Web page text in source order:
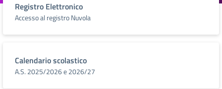
Registro Elettronico
Accesso al registro Nuvola
Calendario scolastico
A.S. 2025/2026 e 2026/27